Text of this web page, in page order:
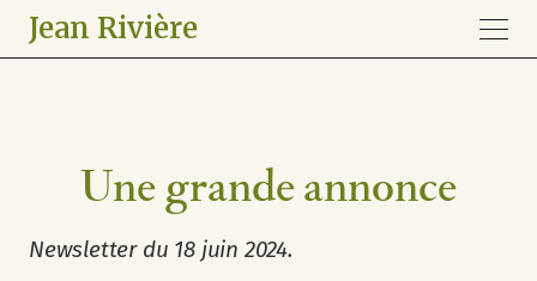
Jean Rivière
Une grande annonce
Newsletter du 18 juin 2024.